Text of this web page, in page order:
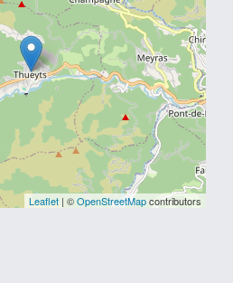
Leaflet | ©OpenStreetMapcontributors